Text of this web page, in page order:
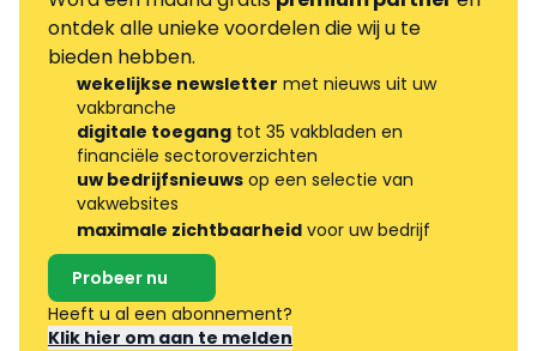
ontdek alle unieke voordelen die wij u te
bieden hebben.
wekelijkse newsletter met nieuws uit uw
vakbranche
digitale toegang tot 35 vakbladen en
financiële sectoroverzichten
uw bedrijfsnieuws op een selectie van
vakwebsites
maximale zichtbaarheid voor uw bedrijf
Probeer nu
Heeft u al een abonnement?
Klik hier om aan te melden